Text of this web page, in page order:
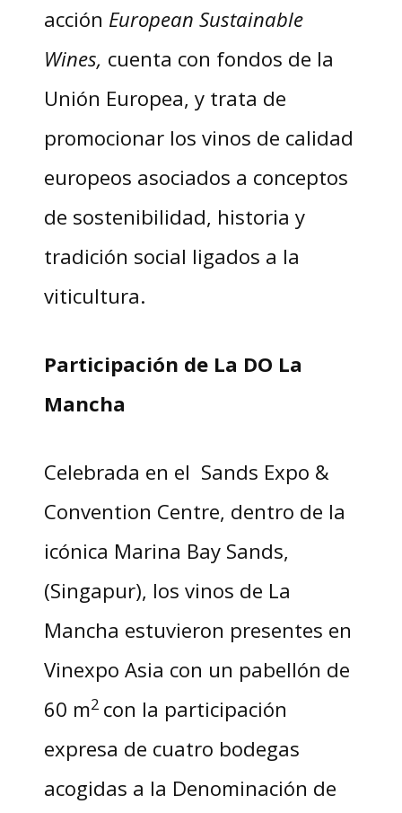
acción European Sustainable
Wines, cuenta con fondos de la
Unión Europea, y trata de
promocionar los vinos de calidad
europeos asociados a conceptos
de sostenibilidad, historia y
tradición social ligados a la
viticultura.
Participación de La DO La
Mancha
Celebrada en el Sands Expo &
Convention Centre, dentro de la
icónica Marina Bay Sands,
(Singapur), los vinos de La
Mancha estuvieron presentes en
Vinexpo Asia con un pabellón de
60 m2 con la participación
expresa de cuatro bodegas
acogidas a la Denominación de